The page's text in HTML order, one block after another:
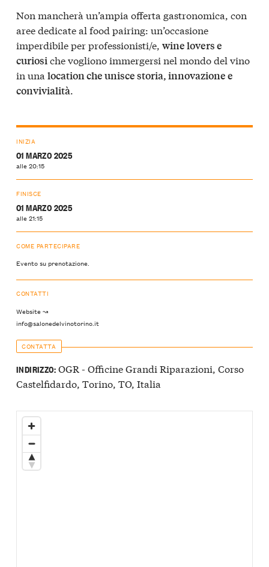
Non mancherà un’ampia offerta gastronomica, con
aree dedicate al food pairing: un’occasione
imperdibile per professionisti/e, wine lovers e
curiosiche vogliono immergersi nel mondo del vino
in una location che unisce storia, innovazione e
convivialità.
INIZIA
01 MARZO 2025
alle 20:15
FINISCE
01 MARZO 2025
alle 21:15
COME PARTECIPARE
Evento su prenotazione.
CONTATTI
Website ↝
info@salonedelvinotorino.it
CONTATTA
INDIRIZZO:OGR - Officine Grandi Riparazioni, Corso
Castelfidardo, Torino, TO, Italia